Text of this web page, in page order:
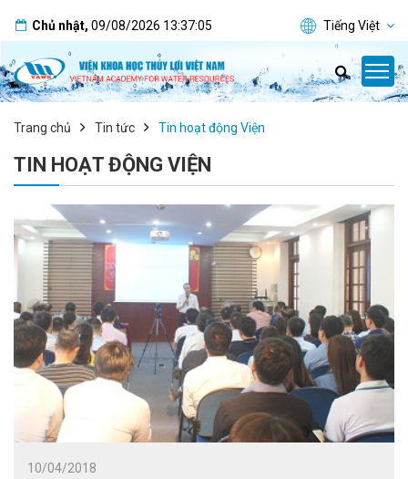
Chủ nhật, 09/08/2026 13:37:05 Tiếng Việt
Trang chủ Tin tức Tin hoạt động Viện
TIN HOẠT ĐỘNG VIỆN
10/04/2018